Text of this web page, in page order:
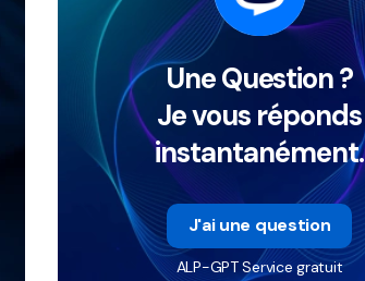
Une Question ?
Je vous réponds
instantanément.
J'ai une question
ALP-GPT Service gratuit